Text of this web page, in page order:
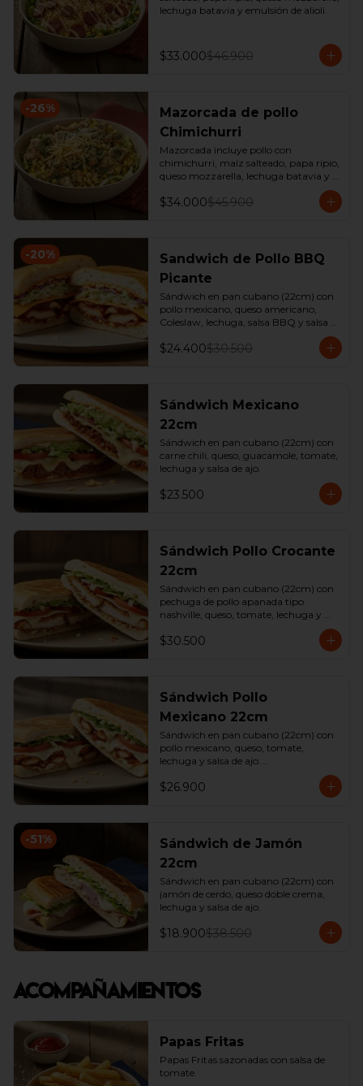
lechuga batavia y emulsión de alioli.
$33.000$46.900
-26%
Mazorcada de pollo
Chimichurri
Mazorcada incluye pollo con
chimichurri, maíz salteado, papa ripio,
queso mozzarella, lechuga batavia y
$34.000$45.900
-20%
Sandwich de Pollo BBQ
Picante
Sándwich en pan cubano (22cm) con
pollo mexicano, queso americano,
Coleslaw, lechuga, salsa BBQ y salsa
*Producto Ligeramente Picante.
$24.400$30.500
Sándwich Mexicano
22cm
Sándwich en pan cubano (22cm) con
carne chili, queso, guacamole, tomate,
lechuga y salsa de ajo.
$23.500
Sándwich Pollo Crocante
22cm
Sándwich en pan cubano (22cm) con
pechuga de pollo apanada tipo
nashville, queso, tomate, lechuga y
$30.500
Sándwich Pollo
Mexicano 22cm
Sándwich en pan cubano (22cm) con
pollo mexicano, queso, tomate,
lechuga y salsa de ajo.
$26.900
-51%
Sándwich de Jamón
22cm
Sándwich en pan cubano (22cm) con
jamón de cerdo, queso doble crema,
lechuga y salsa de ajo.
$18.900$38.500
Acompañamientos
Papas Fritas
Papas Fritas sazonadas con salsa de
tomate.